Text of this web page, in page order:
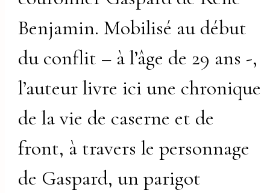
Benjamin. Mobilisé au début
du conflit – à l’âge de 29 ans -,
l’auteur livre ici une chronique
de la vie de caserne et de
front, à travers le personnage
de Gaspard, un parigot